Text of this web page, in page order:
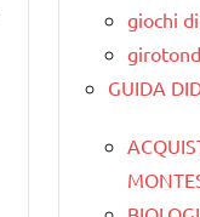
giochi
GUIDA